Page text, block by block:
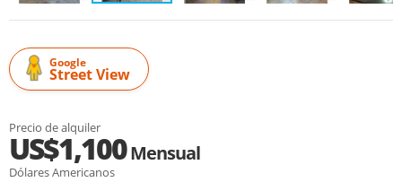
Google
Street View
Precio de alquiler
US$1,100Mensual
Dólares Americanos